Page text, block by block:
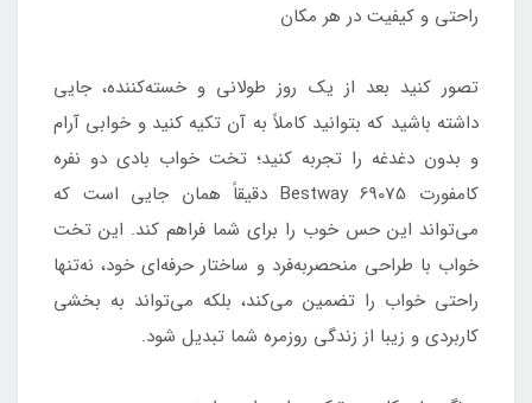
راحتی و کیفیت در هر مکان
تصور کنید بعد از یک روز طولانی و خسته‌کننده، جایی
داشته باشید که بتوانید کاملاً به آن تکیه کنید و خوابی آرام
و بدون دغدغه را تجربه کنید؛ تخت خواب بادی دو نفره
کامفورت Bestway 69075 دقیقاً همان جایی است که
می‌تواند این حس خوب را برای شما فراهم کند. این تخت
خواب با طراحی منحصربه‌فرد و ساختار حرفه‌ای خود، نه‌تنها
راحتی خواب را تضمین می‌کند، بلکه می‌تواند به بخشی
کاربردی و زیبا از زندگی روزمره شما تبدیل شود.